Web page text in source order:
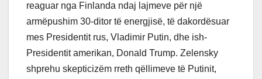
reaguar nga Finlanda ndaj lajmeve për një
armëpushim 30-ditor të energjisë, të dakordësuar
mes Presidentit rus, Vladimir Putin, dhe ish-
Presidentit amerikan, Donald Trump. Zelensky
shprehu skepticizëm rreth qëllimeve të Putinit,